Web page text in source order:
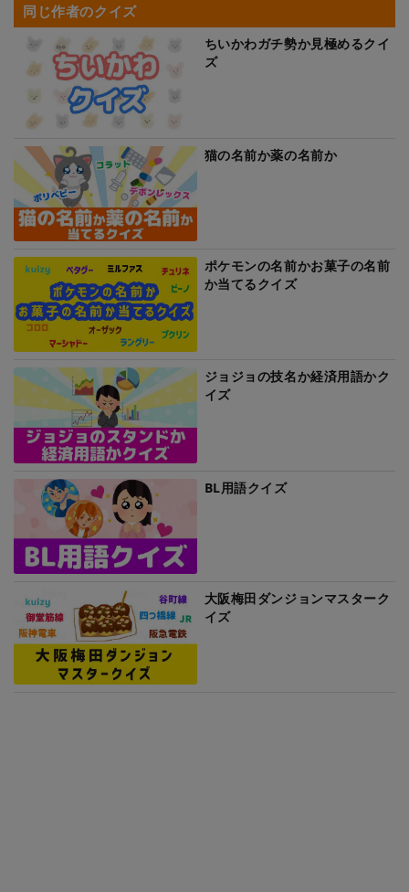
同じ作者のクイズ
ちいかわガチ勢か見極めるクイ
ズ
猫の名前か薬の名前か
ポケモンの名前かお菓子の名前
か当てるクイズ
ジョジョの技名か経済用語かク
イズ
BL用語クイズ
大阪梅田ダンジョンマスターク
イズ